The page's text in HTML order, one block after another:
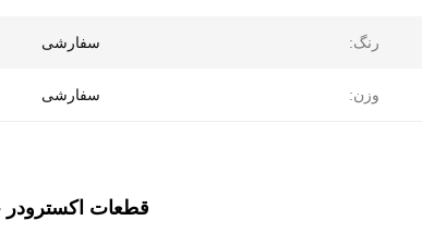
رنگ: سفارشی
وزن: سفارشی
قطعات اکسترودر